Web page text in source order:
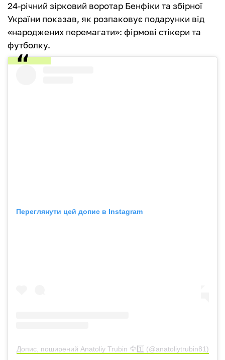
24-річний зірковий воротар Бенфіки та збірної
України показав, як розпаковує подарунки від
«народжених перемагати»: фірмові стікери та
футболку.
Переглянути цей допис в Instagram
Допис, поширений Anatoliy Trubin 🦅1️⃣ (@anatoliytrubin81)